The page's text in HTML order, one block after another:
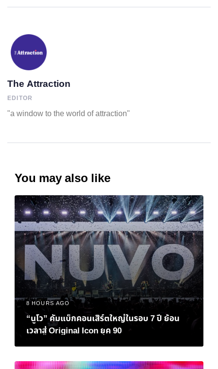
The Attraction
EDITOR
"a window to the world of attraction"
You may also like
8 HOURS AGO
“นูโว” คัมแบ็กคอนเสิร์ตใหญ่ในรอบ 7 ปี ย้อน
เวลาสู่ Original Icon ยุค 90